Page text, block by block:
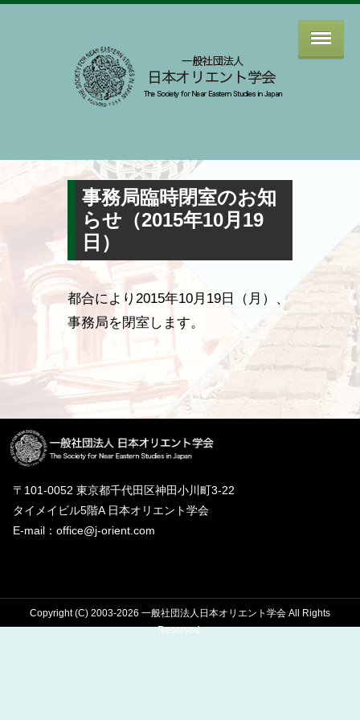
事務局臨時閉室のお知
らせ（2015年10月19
日）
都合により2015年10月19日（月）、
事務局を閉室します。
〒101-0052 東京都千代田区神田小川町3-22
タイメイビル5階A 日本オリエント学会
E-mail：office@j-orient.com
Copyright (C) 2003-2026 一般社団法人日本オリエント学会 All Rights
Reserved.